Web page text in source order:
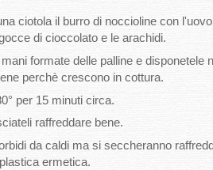
ciotola il burro di noccioline con
di cioccolato e le arachidi.
formate delle palline e disponetele
perchè crescono in cottura.
per 15 minuti circa.
raffreddare bene.
da caldi ma si seccheranno
ermetica.